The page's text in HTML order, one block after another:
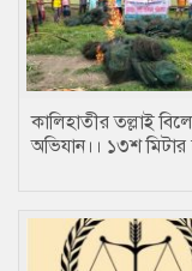
কালিহাতীর তল্লাই বিলে
অভিযান।। ১৩শ মিটার